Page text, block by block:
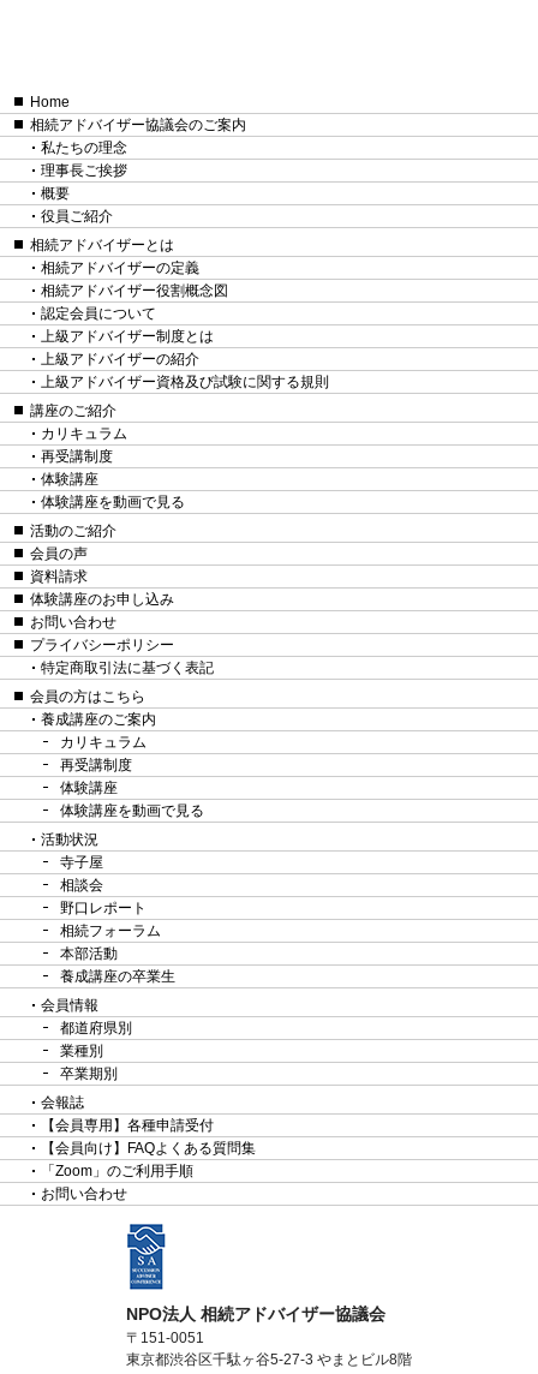
Home
相続アドバイザー協議会のご案内
私たちの理念
理事長ご挨拶
概要
役員ご紹介
相続アドバイザーとは
相続アドバイザーの定義
相続アドバイザー役割概念図
認定会員について
上級アドバイザー制度とは
上級アドバイザーの紹介
上級アドバイザー資格及び試験に関する規則
講座のご紹介
カリキュラム
再受講制度
体験講座
体験講座を動画で見る
活動のご紹介
会員の声
資料請求
体験講座のお申し込み
お問い合わせ
プライバシーポリシー
特定商取引法に基づく表記
会員の方はこちら
養成講座のご案内
カリキュラム
再受講制度
体験講座
体験講座を動画で見る
活動状況
寺子屋
相談会
野口レポート
相続フォーラム
本部活動
養成講座の卒業生
会員情報
都道府県別
業種別
卒業期別
会報誌
【会員専用】各種申請受付
【会員向け】FAQよくある質問集
「Zoom」のご利用手順
お問い合わせ
NPO法人 相続アドバイザー協議会
〒151-0051
東京都渋谷区千駄ヶ谷5-27-3 やまとビル8階